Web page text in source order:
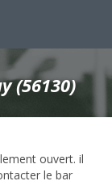
(56130)
ouvert. il
le bar